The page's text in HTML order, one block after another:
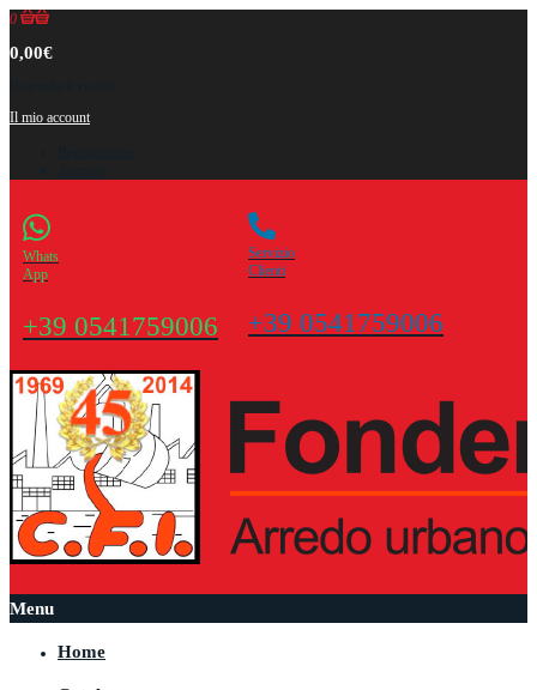
0
0,00€
Il mio account
Servizio
Clienti
+39 0541759006
Whats
App
+39 0541759006
Menu
Home